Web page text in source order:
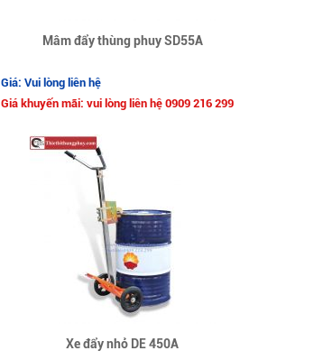
Mâm đẩy thùng phuy SD55A
Giá: Vui lòng liên hệ
Giá khuyến mãi: vui lòng liên hệ 0909 216 299
Xe đẩy nhỏ DE 450A